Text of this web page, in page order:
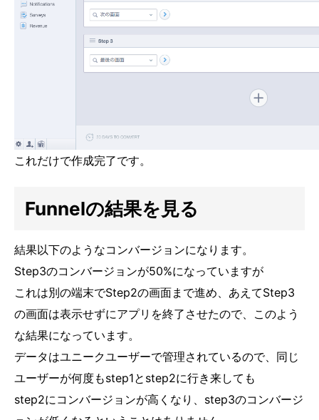
これだけで作成完了です。
Funnelの結果を見る
結果以下のようなコンバージョンになります。
Step3のコンバージョンが50%になっていますが
これは別の端末でStep2の画面まで進め、あえてStep3
の画面は表示せずにアプリを終了させたので、このよう
な結果になっています。
データはユニークユーザーで管理されているので、同じ
ユーザーが何度もstep1とstep2に行き来しても
step2にコンバージョンが高くなり、step3のコンバージ